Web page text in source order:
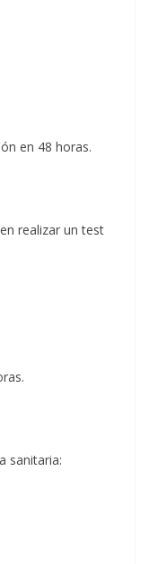
en 48 horas.
realizar un test
sanitaria: